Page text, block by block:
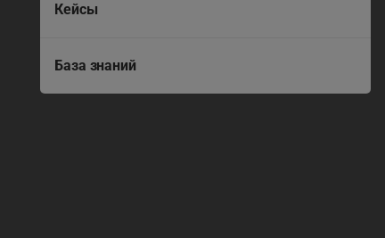
Кейсы
База знаний